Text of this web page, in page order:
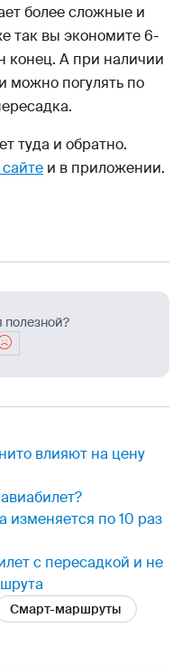
более сложные и
так вы экономите 6-
конец. А при наличии
можно погулять по
туда и обратно.
и в приложении.
полезной?
влияют на цену
изменяется по 10 раз
с пересадкой и не
Смарт-маршруты